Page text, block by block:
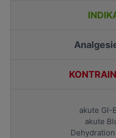
akute GI-
akute